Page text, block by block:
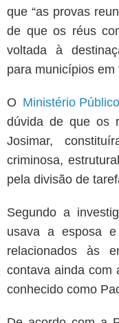
que “as provas
de que os réus
voltada à
para municípios em
O Ministério Público
dúvida de que os
Josimar,
criminosa,
pela divisão de
Segundo a
usava a esposa
relacionados às
contava ainda com
conhecido como